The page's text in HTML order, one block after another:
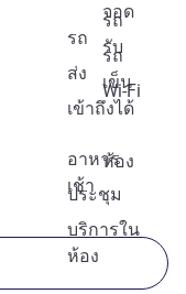
จอด
รถ
รถ
รับ
ส่ง
รถ
เข็น
เข้าถึงได้
Wi-Fi
อาหาร
เช้า
ห้อง
ประชุม
บริการใน
ห้อง